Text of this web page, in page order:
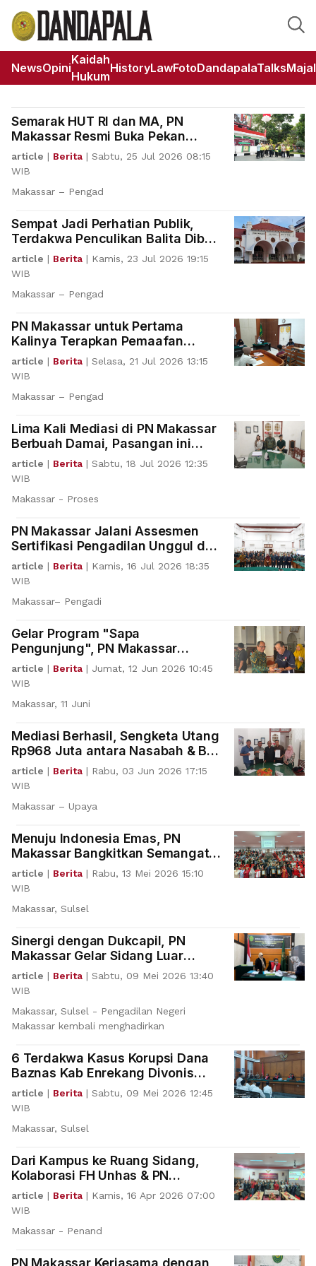
NewsOpini
Kaidah
Hukum
HistoryLawFotoDandapalaTalks
Semarak HUT RI dan MA, PN
Makassar Resmi Buka Pekan
Olahraga dan Seni
article | Berita | Sabtu, 25 Jul 2026 08:15
WIB
Makassar – Pengad
Sempat Jadi Perhatian Publik,
Terdakwa Penculikan Balita Dibui
10 Tahun oleh PN Makassar
article | Berita | Kamis, 23 Jul 2026 19:15
WIB
Makassar – Pengad
PN Makassar untuk Pertama
Kalinya Terapkan Pemaafan
Hakim bagi Anak
article | Berita | Selasa, 21 Jul 2026 13:15
WIB
Makassar – Pengad
Lima Kali Mediasi di PN Makassar
Berbuah Damai, Pasangan ini
Rujuk Kembali
article | Berita | Sabtu, 18 Jul 2026 12:35
WIB
Makassar - Proses
PN Makassar Jalani Assesmen
Sertifikasi Pengadilan Unggul dan
Tangguh
article | Berita | Kamis, 16 Jul 2026 18:35
WIB
Makassar– Pengadi
Gelar Program "Sapa
Pengunjung", PN Makassar
Sosialisasikan Standar Pelayanan
Informasi Publik
article | Berita | Jumat, 12 Jun 2026 10:45
WIB
Makassar, 11 Juni
Mediasi Berhasil, Sengketa Utang
Rp968 Juta antara Nasabah & BRI
Berakhir Damai di PN Makassar
article | Berita | Rabu, 03 Jun 2026 17:15
WIB
Makassar – Upaya
Menuju Indonesia Emas, PN
Makassar Bangkitkan Semangat
Mahasiswa di Universitas
Hasanudin
article | Berita | Rabu, 13 Mei 2026 15:10
WIB
Makassar, Sulsel
Sinergi dengan Dukcapil, PN
Makassar Gelar Sidang Luar
Gedung lewat Program
SIPAKAINGE
article | Berita | Sabtu, 09 Mei 2026 13:40
WIB
Makassar, Sulsel - Pengadilan Negeri
Makassar kembali menghadirkan
6 Terdakwa Kasus Korupsi Dana
Baznas Kab Enrekang Divonis
Bebas
article | Berita | Sabtu, 09 Mei 2026 12:45
WIB
Makassar, Sulsel
Dari Kampus ke Ruang Sidang,
Kolaborasi FH Unhas & PN
Makassar
article | Berita | Kamis, 16 Apr 2026 07:00
WIB
Makassar - Penand
PN Makassar Kerjasama dengan